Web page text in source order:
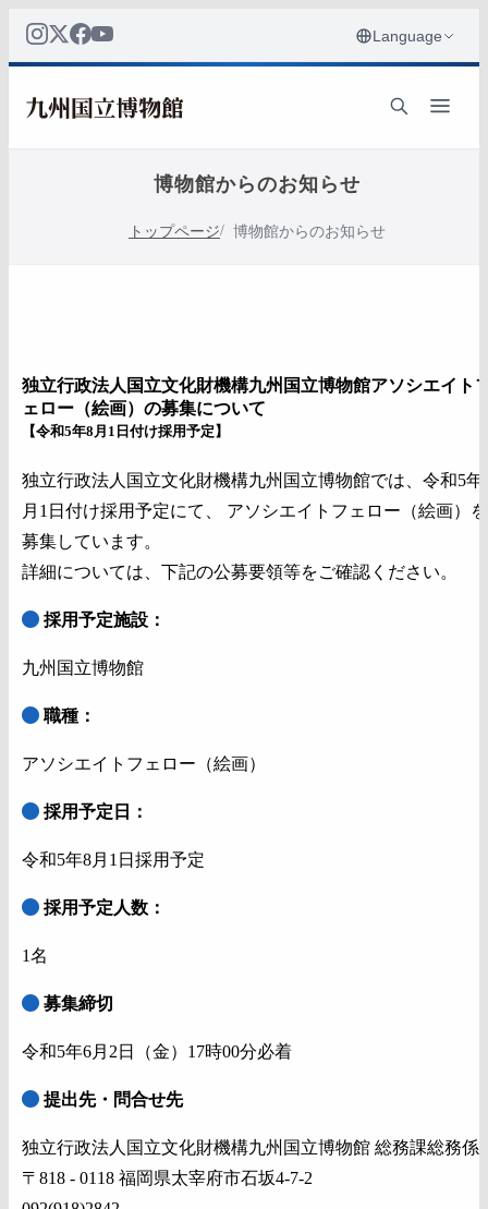
博物館からのお知らせ
トップページ 博物館からのお知らせ
独立行政法人国立文化財機構九州国立博物館アソシエイト
ェロー（絵画）の募集について
【令和5年8月1日付け採用予定】
独立行政法人国立文化財機構九州国立博物館では、令和5年
月1日付け採用予定にて、 アソシエイトフェロー（絵画）を
募集しています。
詳細については、下記の公募要領等をご確認ください。
採用予定施設：
九州国立博物館
職種：
アソシエイトフェロー（絵画）
採用予定日：
令和5年8月1日採用予定
採用予定人数：
1名
募集締切
令和5年6月2日（金）17時00分必着
提出先・問合せ先
独立行政法人国立文化財機構九州国立博物館 総務課総務係
〒818 - 0118 福岡県太宰府市石坂4-7-2